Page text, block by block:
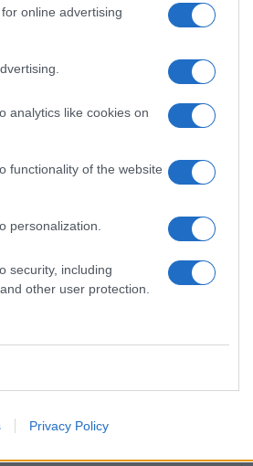
online advertising
analytics like cookies on
functionality of the website
personalization.
security, including
other user protection.
Privacy Policy